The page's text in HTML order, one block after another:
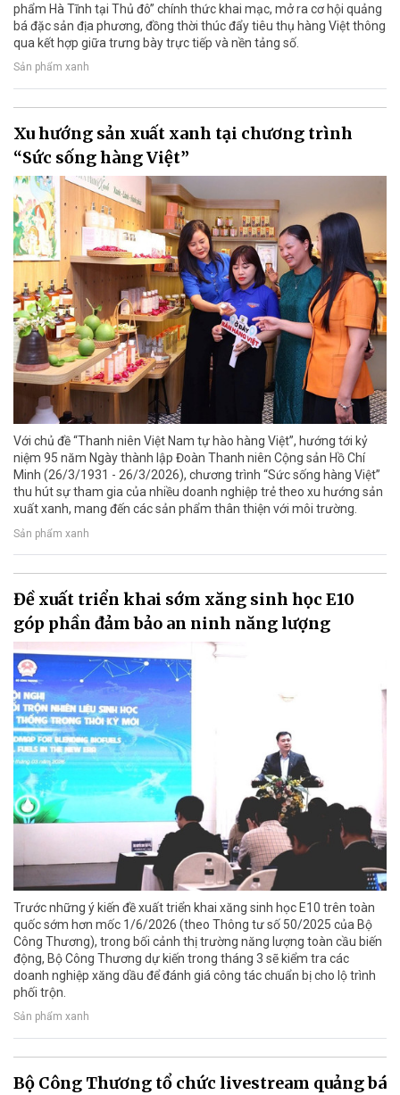
phẩm Hà Tĩnh tại Thủ đô” chính thức khai mạc, mở ra cơ hội quảng
bá đặc sản địa phương, đồng thời thúc đẩy tiêu thụ hàng Việt thông
qua kết hợp giữa trưng bày trực tiếp và nền tảng số.
Sản phẩm xanh
Xu hướng sản xuất xanh tại chương trình
“Sức sống hàng Việt”
Với chủ đề “Thanh niên Việt Nam tự hào hàng Việt”, hướng tới kỷ
niệm 95 năm Ngày thành lập Đoàn Thanh niên Cộng sản Hồ Chí
Minh (26/3/1931 - 26/3/2026), chương trình “Sức sống hàng Việt”
thu hút sự tham gia của nhiều doanh nghiệp trẻ theo xu hướng sản
xuất xanh, mang đến các sản phẩm thân thiện với môi trường.
Sản phẩm xanh
Đề xuất triển khai sớm xăng sinh học E10
góp phần đảm bảo an ninh năng lượng
Trước những ý kiến đề xuất triển khai xăng sinh học E10 trên toàn
quốc sớm hơn mốc 1/6/2026 (theo Thông tư số 50/2025 của Bộ
Công Thương), trong bối cảnh thị trường năng lượng toàn cầu biến
động, Bộ Công Thương dự kiến trong tháng 3 sẽ kiểm tra các
doanh nghiệp xăng dầu để đánh giá công tác chuẩn bị cho lộ trình
phối trộn.
Sản phẩm xanh
Bộ Công Thương tổ chức livestream quảng bá